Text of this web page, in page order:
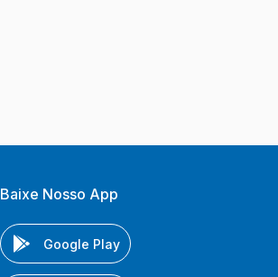
Baixe Nosso App
Google Play